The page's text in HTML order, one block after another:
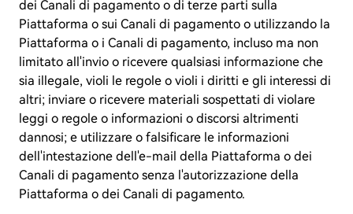
dei Canali di pagamento o di terze parti sulla
Piattaforma o sui Canali di pagamento o utilizzando la
Piattaforma o i Canali di pagamento, incluso ma non
limitato all'invio o ricevere qualsiasi informazione che
sia illegale, violi le regole o violi i diritti e gli interessi di
altri; inviare o ricevere materiali sospettati di violare
leggi o regole o informazioni o discorsi altrimenti
dannosi; e utilizzare o falsificare le informazioni
dell'intestazione dell'e-mail della Piattaforma o dei
Canali di pagamento senza l'autorizzazione della
Piattaforma o dei Canali di pagamento.